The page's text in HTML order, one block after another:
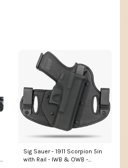
Sig Sauer - 1911 Scorpion 5in
with Rail - IWB & OWB -